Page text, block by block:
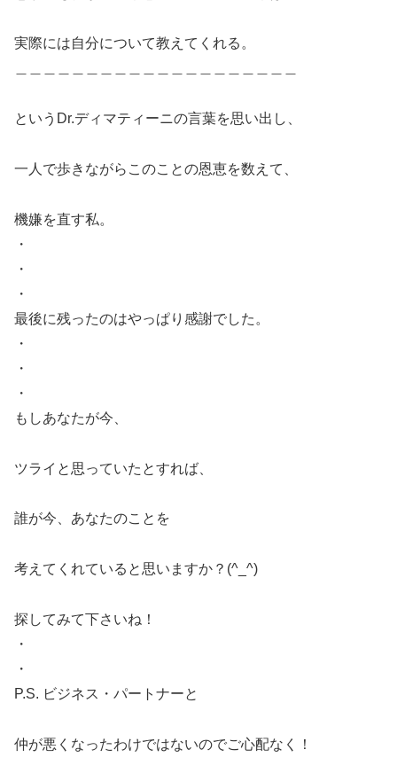
実際には自分について教えてくれる。
というDr.ディマティーニの言葉を思い出し、
一人で歩きながらこのことの恩恵を数えて、
機嫌を直す私。
・
・
・
最後に残ったのはやっぱり感謝でした。
・
・
・
もしあなたが今、
ツライと思っていたとすれば、
誰が今、あなたのことを
考えてくれていると思いますか？(^_^)
探してみて下さいね！
・
・
P.S. ビジネス・パートナーと
仲が悪くなったわけではないのでご心配なく！